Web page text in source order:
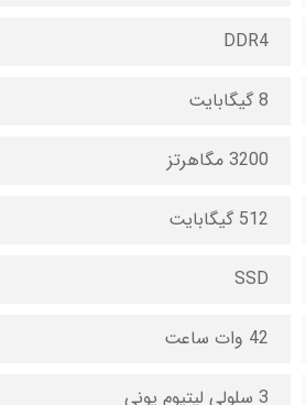
DDR4
8 گیگابایت
3200 مگاهرتز
512 گیگابایت
SSD
42 وات ساعت
3 سلولی لیتیوم یونی